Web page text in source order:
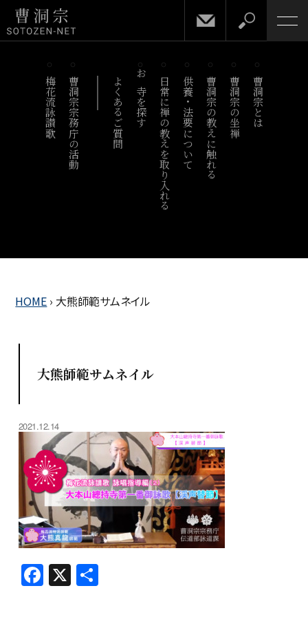
梅花流詠讃歌 曹洞宗宗務庁の活動 よくあるご質問 お寺を探す 日常に禅の教えを取り入れる供養・法要について曹洞宗の教えに触れる 曹洞宗の坐禅 曹洞宗とは
HOME › 大熊師範サムネイル
大熊師範サムネイル
2021.12.14
F
a
X 共